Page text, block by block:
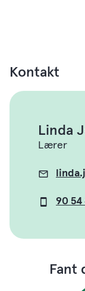
Kontakt
Linda
Lærer
E-
post
Mobil
90 54
Fant